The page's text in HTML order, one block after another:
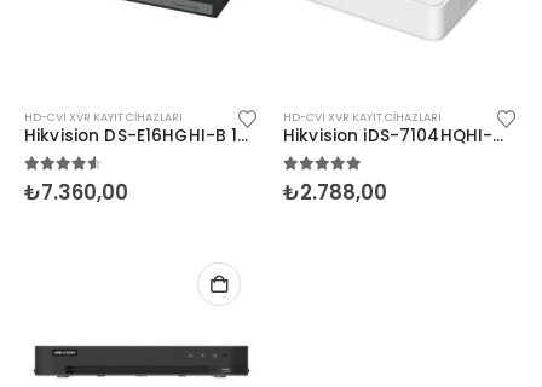
HD-CVI XVR KAYIT CIHAZLARI
Hikvision DS-E16HGHI-B 1TB 16 Kanal DVR 1x1TB SSD
4.505 üzerinden
₺7.360,00
HD-CVI XVR KAYIT CIHAZLARI
Hikvision iDS-7104HQHI-M1/S 4 Kanal DVR 1x10TB
5.005 üzerinden
₺2.788,00